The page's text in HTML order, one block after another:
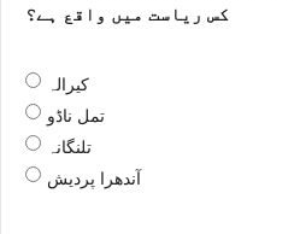
کس ریاست میں واقع ہے؟
کیرالہ
تمل ناڈو
تلنگانہ
آندھرا پردیش